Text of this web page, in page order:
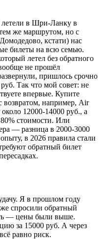
в Шри-Ланку в
же маршрутом, но с
кстати) нас
билеты на всю семью.
летел без обратного
не прошёл
пришлось срочно
Так что мой совет: не
впервые. Купите
например, Air
12000-14000 руб., а
стоимости. Или
— разница в 2000-3000
в 2026 правила стали
обратный билет
Я в прошлом году
спросили обратный
— цены были выше.
за 15000 руб. А через
равно риск.